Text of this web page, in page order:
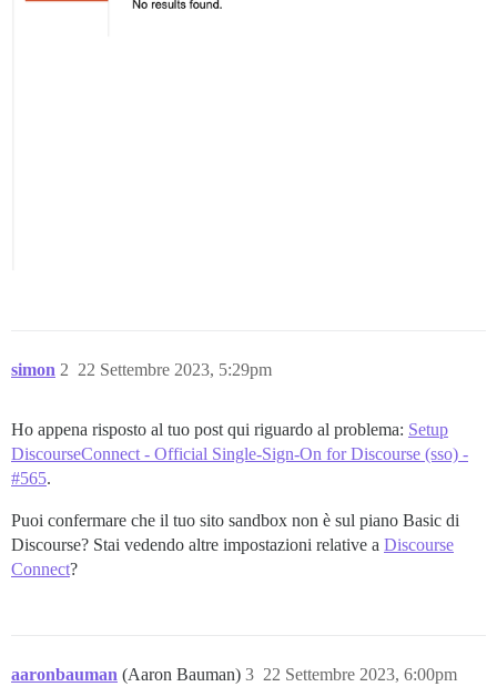
simon 22 Settembre 2023, 5:29pm
2
Ho appena risposto al tuo post qui riguardo al problema: Setup
DiscourseConnect - Official Single-Sign-On for Discourse (sso) -
#565.
Puoi confermare che il tuo sito sandbox non è sul piano Basic di
Discourse? Stai vedendo altre impostazioni relative a Discourse
Connect?
aaronbauman (Aaron Bauman) 22 Settembre 2023, 6:00pm
3